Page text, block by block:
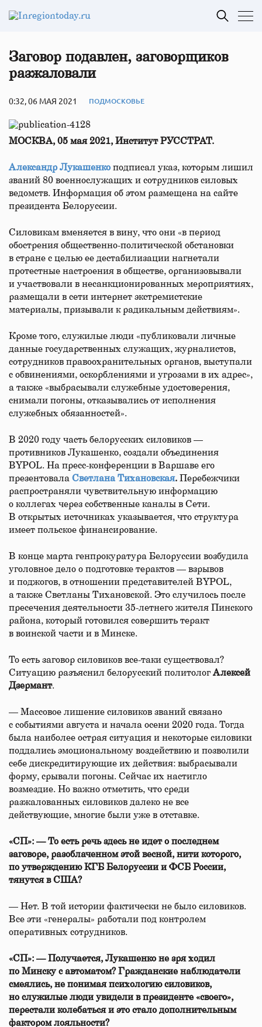
Заговор подавлен, заговорщиков
разжаловали
0:32, 06 МАЯ 2021 ПОДМОСКОВЬЕ
МОСКВА, 05 мая 2021, Институт РУССТРАТ.
Александр Лукашенко подписал указ, которым лишил
званий 80 военнослужащих и сотрудников силовых
ведомств. Информация об этом размещена на сайте
президента Белоруссии.
Силовикам вменяется в вину, что они «в период
обострения общественно-политической обстановки
в стране с целью ее дестабилизации нагнетали
протестные настроения в обществе, организовывали
и участвовали в несанкционированных мероприятиях,
размещали в сети интернет экстремистские
материалы, призывали к радикальным действиям».
Кроме того, служилые люди «публиковали личные
данные государственных служащих, журналистов,
сотрудников правоохранительных органов, выступали
с обвинениями, оскорблениями и угрозами в их адрес»,
а также «выбрасывали служебные удостоверения,
снимали погоны, отказывались от исполнения
служебных обязанностей».
В 2020 году часть белорусских силовиков —
противников Лукашенко, создали объединения
BYPOL. На пресс-конференции в Варшаве его
презентовала Светлана Тихановская. Перебежчики
распространяли чувствительную информацию
о коллегах через собственные каналы в Сети.
В открытых источниках указывается, что структура
имеет польское финансирование.
В конце марта генпрокуратура Белоруссии возбудила
уголовное дело о подготовке терактов — взрывов
и поджогов, в отношении представителей BYPOL,
а также Светланы Тихановской. Это случилось после
пресечения деятельности 35-летнего жителя Пинского
района, который готовился совершить теракт
в воинской части и в Минске.
То есть заговор силовиков все-таки существовал?
Ситуацию разъяснил белорусский политолог Алексей
Дзермант.
— Массовое лишение силовиков званий связано
с событиями августа и начала осени 2020 года. Тогда
была наиболее острая ситуация и некоторые силовики
поддались эмоциональному воздействию и позволили
себе дискредитирующие их действия: выбрасывали
форму, срывали погоны. Сейчас их настигло
возмездие. Но важно отметить, что среди
разжалованных силовиков далеко не все
действующие, многие были уже в отставке.
«СП»: — То есть речь здесь не идет о последнем
заговоре, разоблаченном этой весной, нити которого,
по утверждению КГБ Белоруссии и ФСБ России,
тянутся в США?
— Нет. В той истории фактически не было силовиков.
Все эти «генералы» работали под контролем
оперативных сотрудников.
«СП»: — Получается, Лукашенко не зря ходил
по Минску с автоматом? Гражданские наблюдатели
смеялись, не понимая психологию силовиков,
но служилые люди увидели в президенте «своего»,
перестали колебаться и это стало дополнительным
фактором лояльности?